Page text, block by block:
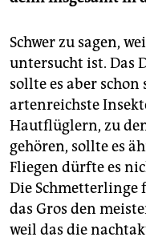
Schwer zu sagen,
untersucht ist. Das
sollte es aber
artenreichste
Hautflüglern, zu
gehören, sollte es
Fliegen dürfte es
Die Schmetterlinge
das Gros den
weil das die